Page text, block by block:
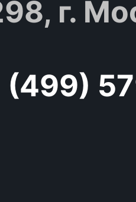
г.
(499)